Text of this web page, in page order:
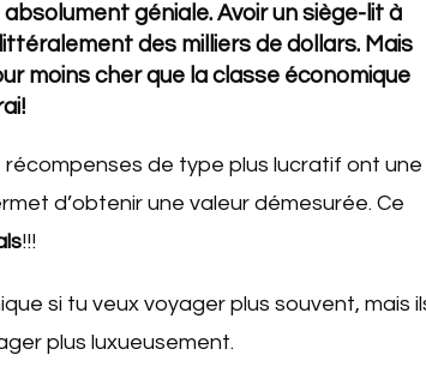
géniale. Avoir un siège-lit à
des milliers de dollars. Mais
moins cher que la classe économique
de type plus lucratif ont une
d’obtenir une valeur démesurée. Ce
!!!
si tu veux voyager plus souvent, mais
plus luxueusement.